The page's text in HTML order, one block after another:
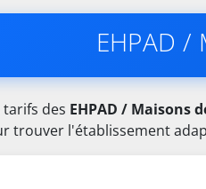
EHPAD
tarifs des EHPAD / Maisons
trouver l'établissement